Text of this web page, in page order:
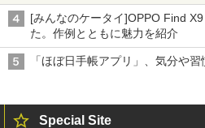
[みんなのケータイ]OPPO Find
た。作例とともに魅力を紹介
「ほぼ日手帳アプリ」、気分や
Special Site